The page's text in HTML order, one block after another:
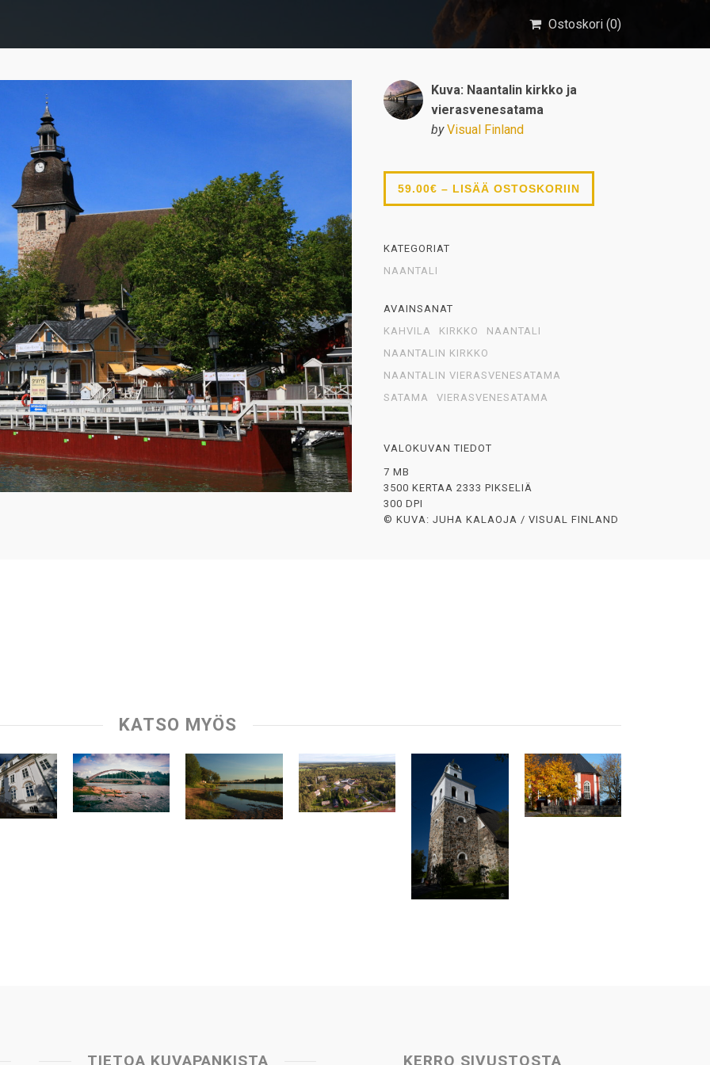
Ostoskori (0)
Kuva: Naantalin kirkko ja
vierasvenesatama
by Visual Finland
59.00€ – LISÄÄ OSTOSKORIIN
KATEGORIAT
NAANTALI
AVAINSANAT
KAHVILA
KIRKKO
NAANTALI
NAANTALIN KIRKKO
NAANTALIN VIERASVENESATAMA
SATAMA
VIERASVENESATAMA
VALOKUVAN TIEDOT
7 MB
3500 KERTAA 2333 PIKSELIÄ
300 DPI
© KUVA: JUHA KALAOJA / VISUAL FINLAND
KATSO MYÖS
TIETOA KUVAPANKISTA
KERRO SIVUSTOSTA